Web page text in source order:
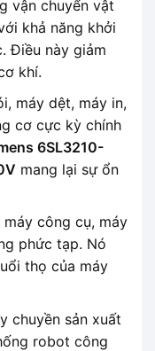
vận chuyển vật
khả năng khởi
Điều này giảm
khí.
máy dệt, máy in,
cơ cực kỳ chính
6SL3210-
mang lại sự ổn
công cụ, máy
phức tạp. Nó
thọ của máy
chuyền sản xuất
robot công